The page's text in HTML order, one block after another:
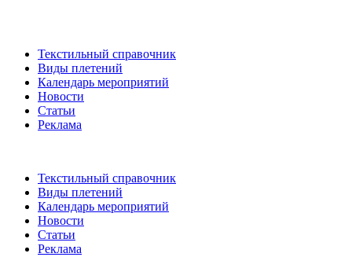
Текстильный справочник
Виды плетений
Календарь мероприятий
Новости
Статьи
Реклама
Текстильный справочник
Виды плетений
Календарь мероприятий
Новости
Статьи
Реклама